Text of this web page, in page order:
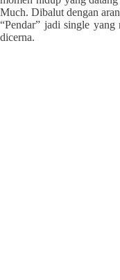
Much. Dibalut dengan
“Pendar” jadi single
dicerna.